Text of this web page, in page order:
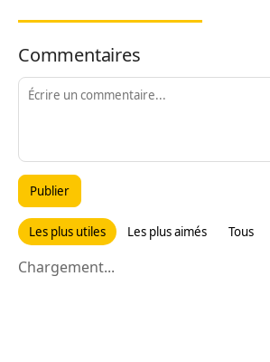
Commentaires
Publier
Les plus utiles Les plus aimés Tous
Chargement...